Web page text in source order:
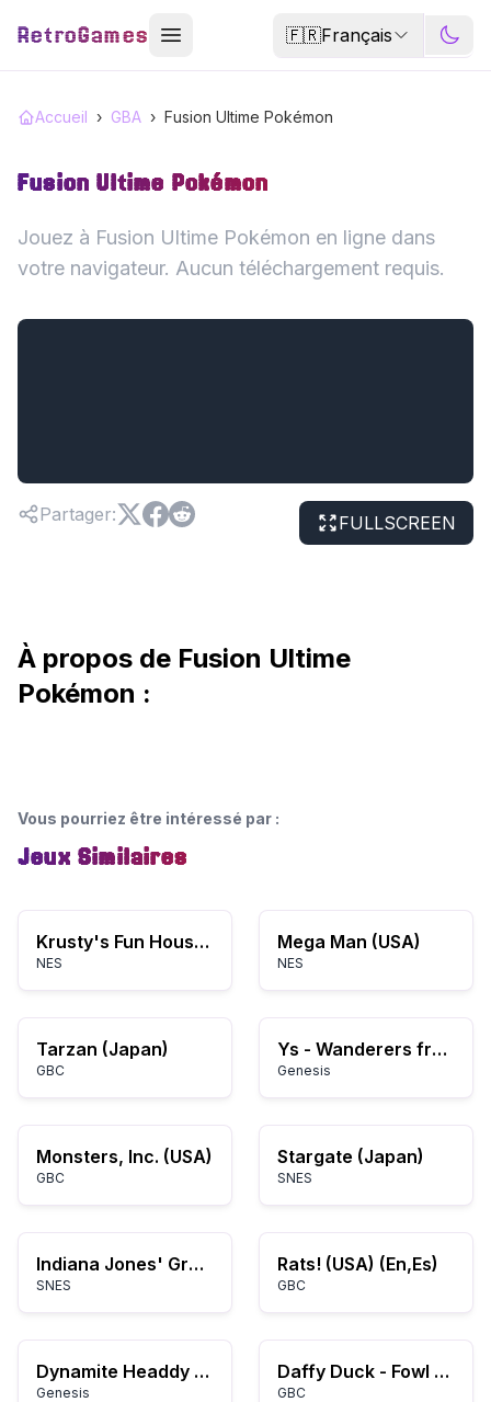
RetroGames 🇫🇷Français
Accueil › GBA › Fusion Ultime Pokémon
Fusion Ultime Pokémon
Jouez à Fusion Ultime Pokémon en ligne dans
votre navigateur. Aucun téléchargement requis.
Partager: FULLSCREEN
À propos de Fusion Ultime
Pokémon :
Vous pourriez être intéressé par :
Jeux Similaires
Krusty's Fun House (USA)
NES
Mega Man (USA)
NES
Tarzan (Japan)
GBC
Ys - Wanderers from Ys (Japan)
Genesis
Monsters, Inc. (USA)
GBC
Stargate (Japan)
SNES
Indiana Jones' Greatest Adventures (Japan)
SNES
Rats! (USA) (En,Es)
GBC
Dynamite Headdy (Japan)
Genesis
Daffy Duck - Fowl Play (USA)
GBC